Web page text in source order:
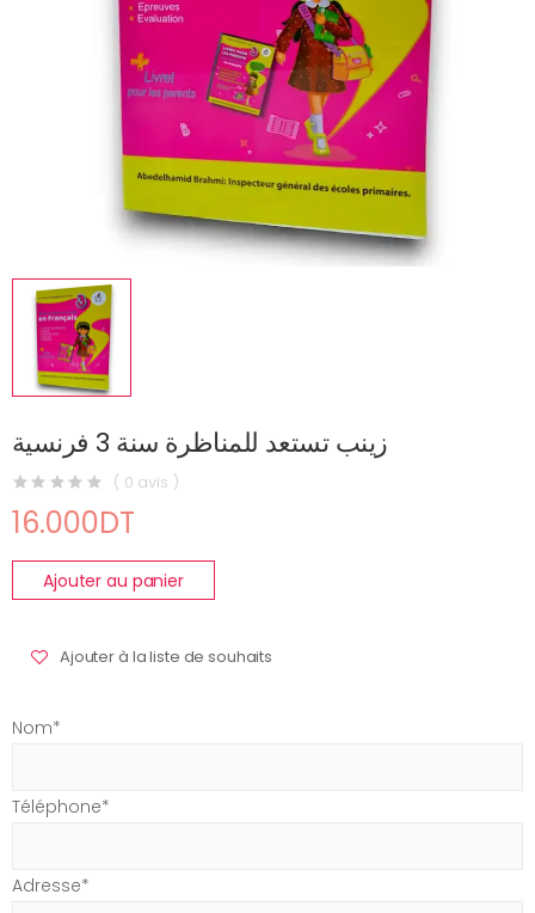
زينب تستعد للمناظرة سنة 3 فرنسية
( 0 avis )
16.000DT
Ajouter au panier
Ajouter à la liste de souhaits
Nom*
Téléphone*
Adresse*